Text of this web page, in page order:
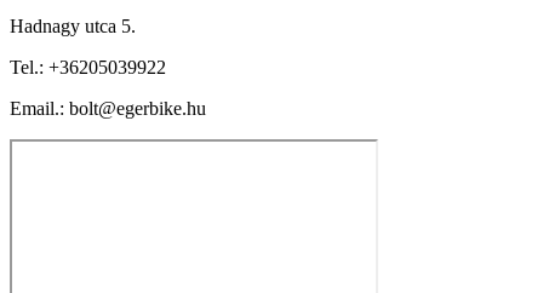
Hadnagy utca 5.
Tel.: +36205039922
Email.: bolt@egerbike.hu